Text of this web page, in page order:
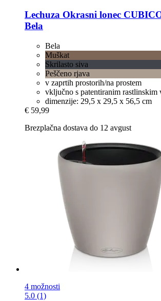
Lechuza Okrasni lonec
Bela
Bela
Muškat
Skrilasto siva
Peščeno rjava
v zaprtih prostorih/na prostem
vključno s patentiranim rastlinskim
dimenzije: 29,5 x 29,5 x 56,5 cm
€ 59,99
Brezplačna dostava do 12 avgust
4 možnosti
5.0 (1)